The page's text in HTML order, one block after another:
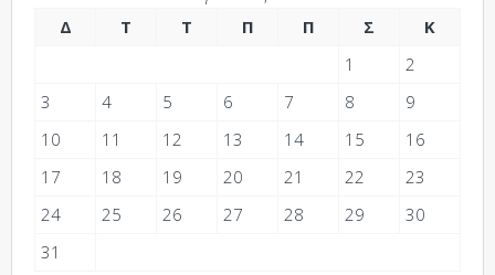
Δ
Τ Τ Π Π Σ
Κ
1
2
3
4 5 6 7 8
9
10
11 12 13 14 15
16
17
18 19 20 21 22
23
24
25 26 27 28 29
30
31